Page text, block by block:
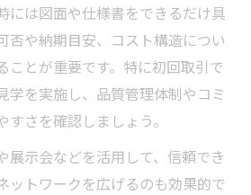
には図面や仕様書をできるだけ具
否や納期目安、コスト構造につい
ことが重要です。特に初回取引で
学を実施し、品質管理体制やコミ
さを確認しましょう。
展示会などを活用して、信頼でき
ットワークを広げるのも効果的で